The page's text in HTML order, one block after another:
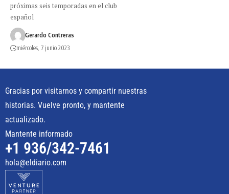
próximas seis temporadas en el club
español
Gerardo Contreras
miércoles, 7 junio 2023
Gracias por visitarnos y compartir nuestras
historias. Vuelve pronto, y mantente
actualizado.
Mantente informado
+1 936/342-7461
hola@eldiario.com